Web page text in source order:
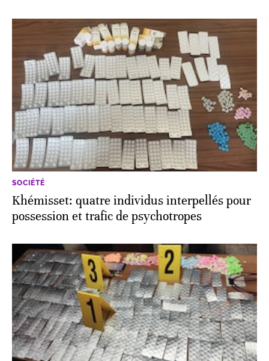
SOCIÉTÉ
Khémisset: quatre individus interpellés pour
possession et trafic de psychotropes